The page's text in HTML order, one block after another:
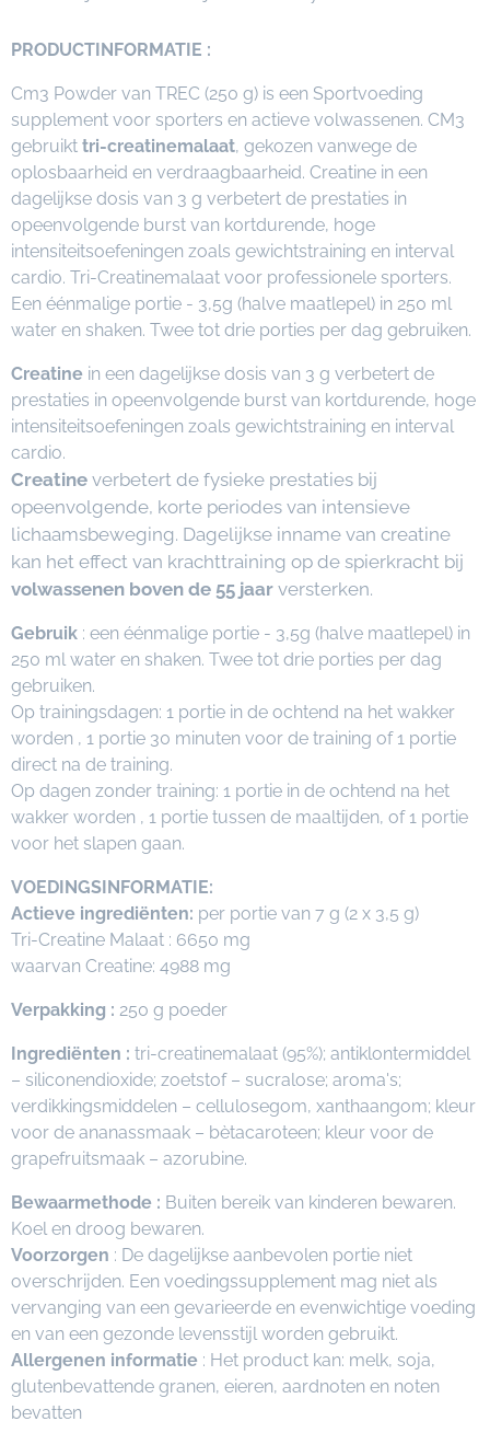
PRODUCTINFORMATIE :
Cm3 Powder van TREC (250 g) is een Sportvoeding
supplement voor sporters en actieve volwassenen. CM3
gebruikt tri-creatinemalaat, gekozen vanwege de
oplosbaarheid en verdraagbaarheid. Creatine in een
dagelijkse dosis van 3 g verbetert de prestaties in
opeenvolgende burst van kortdurende, hoge
intensiteitsoefeningen zoals gewichtstraining en interval
cardio. Tri-Creatinemalaat voor professionele sporters.
Een éénmalige portie - 3,5g (halve maatlepel) in 250 ml
water en shaken. Twee tot drie porties per dag gebruiken.
Creatine in een dagelijkse dosis van 3 g verbetert de
prestaties in opeenvolgende burst van kortdurende, hoge
intensiteitsoefeningen zoals gewichtstraining en interval
cardio.
Creatine verbetert de fysieke prestaties bij
opeenvolgende, korte periodes van intensieve
lichaamsbeweging. Dagelijkse inname van creatine
kan het effect van krachttraining op de spierkracht bij
volwassenen boven de 55 jaar versterken.
Gebruik : een éénmalige portie - 3,5g (halve maatlepel) in
250 ml water en shaken. Twee tot drie porties per dag
gebruiken.
Op trainingsdagen: 1 portie in de ochtend na het wakker
worden , 1 portie 30 minuten voor de training of 1 portie
direct na de training.
Op dagen zonder training: 1 portie in de ochtend na het
wakker worden , 1 portie tussen de maaltijden, of 1 portie
voor het slapen gaan.
VOEDINGSINFORMATIE:
Actieve ingrediënten: per portie van 7 g (2 x 3,5 g)
Tri-Creatine Malaat : 6650 mg
waarvan Creatine: 4988 mg
Verpakking : 250 g poeder
Ingrediënten : tri-creatinemalaat (95%); antiklontermiddel
– siliconendioxide; zoetstof – sucralose; aroma's;
verdikkingsmiddelen – cellulosegom, xanthaangom; kleur
voor de ananassmaak – bètacaroteen; kleur voor de
grapefruitsmaak – azorubine.
Bewaarmethode : Buiten bereik van kinderen bewaren.
Koel en droog bewaren.
Voorzorgen : De dagelijkse aanbevolen portie niet
overschrijden. Een voedingssupplement mag niet als
vervanging van een gevarieerde en evenwichtige voeding
en van een gezonde levensstijl worden gebruikt.
Allergenen informatie : Het product kan: melk, soja,
glutenbevattende granen, eieren, aardnoten en noten
bevatten